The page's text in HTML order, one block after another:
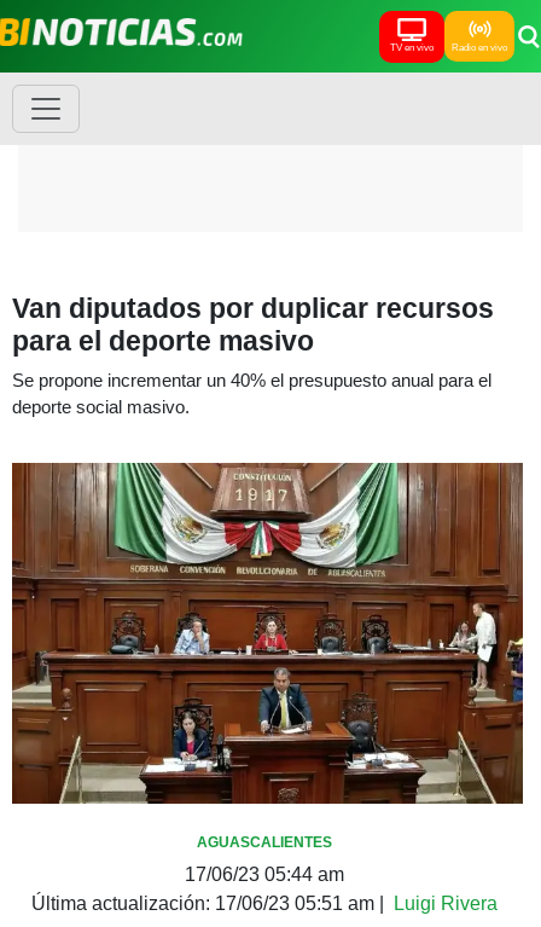
TV en vivo Radio en vivo
Van diputados por duplicar recursos
para el deporte masivo
Se propone incrementar un 40% el presupuesto anual para el
deporte social masivo.
AGUASCALIENTES
17/06/23 05:44 am
Última actualización: 17/06/23 05:51 am Luigi Rivera